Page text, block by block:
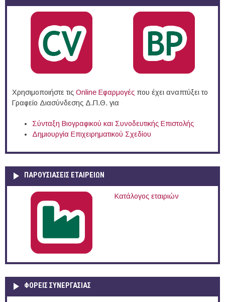
Χρησιμοποιήστε τις Online Eφαρμογές που έχει αναπτύξει το
Γραφείο Διασύνδεσης Δ.Π.Θ. για
Σύνταξη Βιογραφικού και Συνοδευτικής Επιστολής
Δημιουργία Επιχειρηματικού Σχεδίου
ΠΑΡΟΥΣΙΆΣΕΙΣ ΕΤΑΙΡΕΙΏΝ
Κατάλογος εταιριών
ΦΟΡΕΙΣ ΣΥΝΕΡΓΑΣΙΑΣ